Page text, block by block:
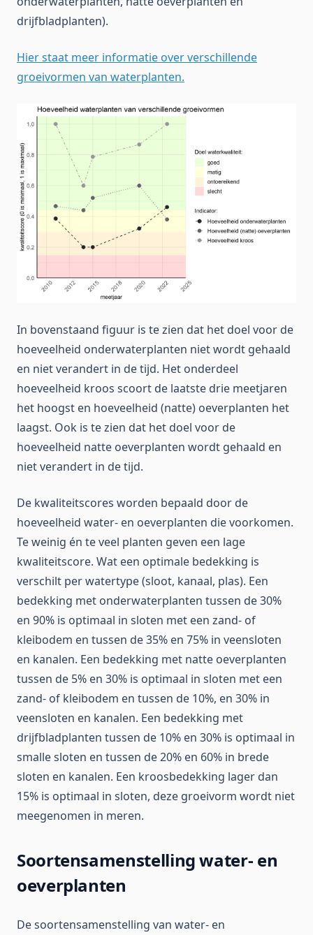
drijfbladplanten).
Hier staat meer informatie over verschillende
groeivormen van waterplanten.
In bovenstaand figuur is te zien dat het doel voor de
hoeveelheid onderwaterplanten niet wordt gehaald
en niet verandert in de tijd. Het onderdeel
hoeveelheid kroos scoort de laatste drie meetjaren
het hoogst en hoeveelheid (natte) oeverplanten het
laagst. Ook is te zien dat het doel voor de
hoeveelheid natte oeverplanten wordt gehaald en
niet verandert in de tijd.
De kwaliteitscores worden bepaald door de
hoeveelheid water- en oeverplanten die voorkomen.
Te weinig én te veel planten geven een lage
kwaliteitscore. Wat een optimale bedekking is
verschilt per watertype (sloot, kanaal, plas). Een
bedekking met onderwaterplanten tussen de 30%
en 90% is optimaal in sloten met een zand- of
kleibodem en tussen de 35% en 75% in veensloten
en kanalen. Een bedekking met natte oeverplanten
tussen de 5% en 30% is optimaal in sloten met een
zand- of kleibodem en tussen de 10%, en 30% in
veensloten en kanalen. Een bedekking met
drijfbladplanten tussen de 10% en 30% is optimaal in
smalle sloten en tussen de 20% en 60% in brede
sloten en kanalen. Een kroosbedekking lager dan
15% is optimaal in sloten, deze groeivorm wordt niet
meegenomen in meren.
Soortensamenstelling water- en
oeverplanten
De soortensamenstelling van water- en